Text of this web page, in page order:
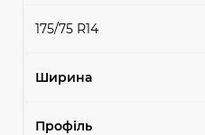
175/75 R14
Ширина
Профіль